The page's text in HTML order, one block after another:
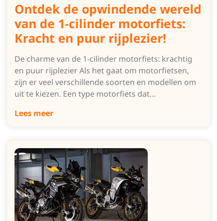
Ontdek de opwindende wereld
van de 1-cilinder motorfiets:
Kracht en puur rijplezier!
De charme van de 1-cilinder motorfiets: krachtig
en puur rijplezier Als het gaat om motorfietsen,
zijn er veel verschillende soorten en modellen om
uit te kiezen. Een type motorfiets dat…
Lees meer